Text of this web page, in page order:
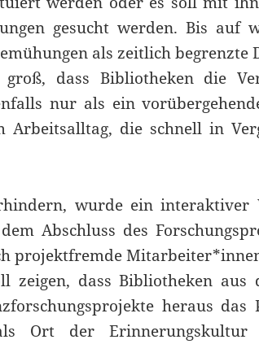
gesucht werden. Bis auf
als zeitlich
dass Bibliotheken die
nur als ein
Arbeitsalltag, die schnell in
wurde ein interaktiver
Abschluss des
projektfremde
zeigen, dass Bibliotheken aus
heraus das
Ort der Erinnerungskultur